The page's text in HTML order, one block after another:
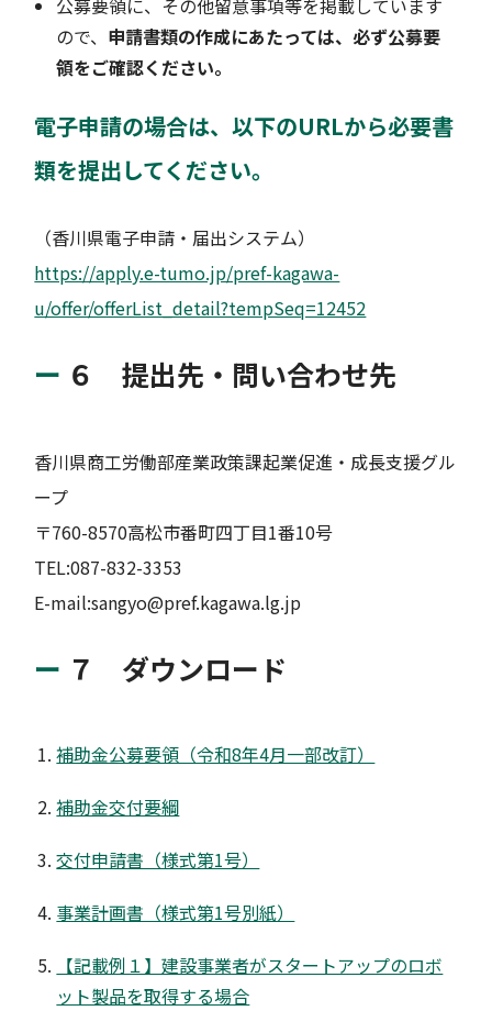
ので、 申請書類の作成にあたっては、必ず公募要
領をご確認ください。
電子申請の場合は、以下のURLから必要書
類を提出してください。
（香川県電子申請・届出システム）
https://apply.e-tumo.jp/pref-kagawa-
u/offer/offerList_detail?tempSeq=12452
６ 提出先・問い合わせ先
香川県商工労働部産業政策課起業促進・成長支援グル
ープ
〒760-8570高松市番町四丁目1番10号
TEL:087-832-3353
E-mail:sangyo@pref.kagawa.lg.jp
７ ダウンロード
補助金公募要領（令和8年4月一部改訂）
補助金交付要綱
交付申請書（様式第1号）
事業計画書（様式第1号別紙）
【記載例１】建設事業者がスタートアップのロボ
ット製品を取得する場合